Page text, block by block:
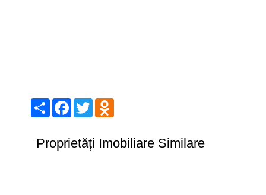
ShareFacebook
Twitter
Proprietăți Imobiliare Similare